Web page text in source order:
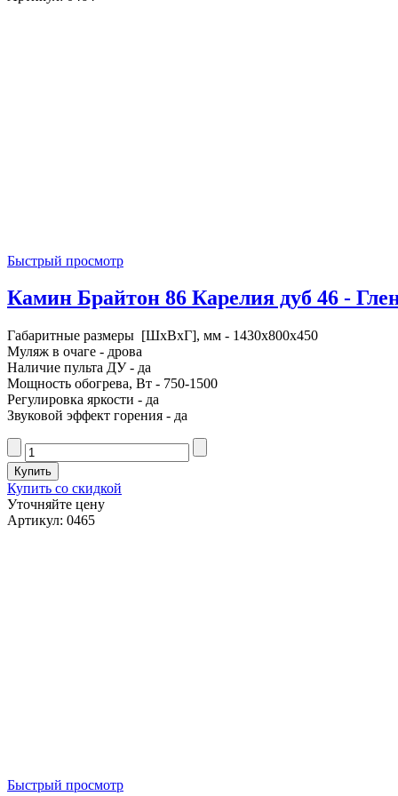
Быстрый просмотр
Камин Брайтон 86 Карелия дуб 46 -
Габаритные размеры [ШxВxГ], мм - 1430x800x450
Муляж в очаге - дрова
Наличие пульта ДУ - да
Мощность обогрева, Вт - 750-1500
Регулировка яркости - да
Звуковой эффект горения - да
Купить со скидкой
Уточняйте цену
Артикул: 0465
Быстрый просмотр